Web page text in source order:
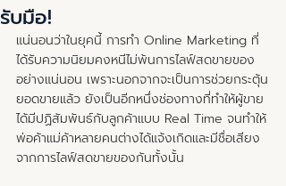
รับมือ!
แน่นอนว่าในยุคนี้ การทำ Online Marketing ที่
ได้รับความนิยมคงหนีไม่พ้นการไลฟ์สดขายของ
อย่างแน่นอน เพราะนอกจากจะเป็นการช่วยกระตุ้น
ยอดขายแล้ว ยังเป็นอีกหนึ่งช่องทางที่ทำให้ผู้ขาย
ได้มีปฏิสัมพันธ์กับลูกค้าแบบ Real Time จนทำให้
พ่อค้าแม่ค้าหลายคนต่างได้แจ้งเกิดและมีชื่อเสียง
จากการไลฟ์สดขายของกันทั้งนั้น